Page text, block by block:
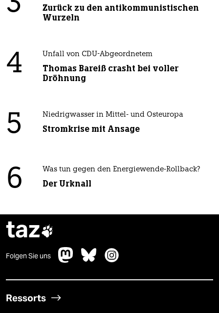
Zurück zu den antikommunistischen
Wurzeln
4 Unfall von CDU-Abgeordnetem
Thomas Bareiß crasht bei voller
Dröhnung
5 Niedrigwasser in Mittel- und Osteuropa
Stromkrise mit Ansage
6 Was tun gegen den Energiewende-Rollback?
Der Urknall
taz
Folgen Sie uns
Ressorts